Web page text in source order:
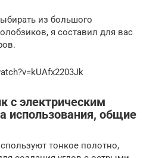
из большого
я составил для вас
с электрическим
использования, общие
тонкое полотно,